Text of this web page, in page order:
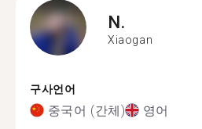
N.
Xiaogan
구사언어
중국어 (간체) 영어